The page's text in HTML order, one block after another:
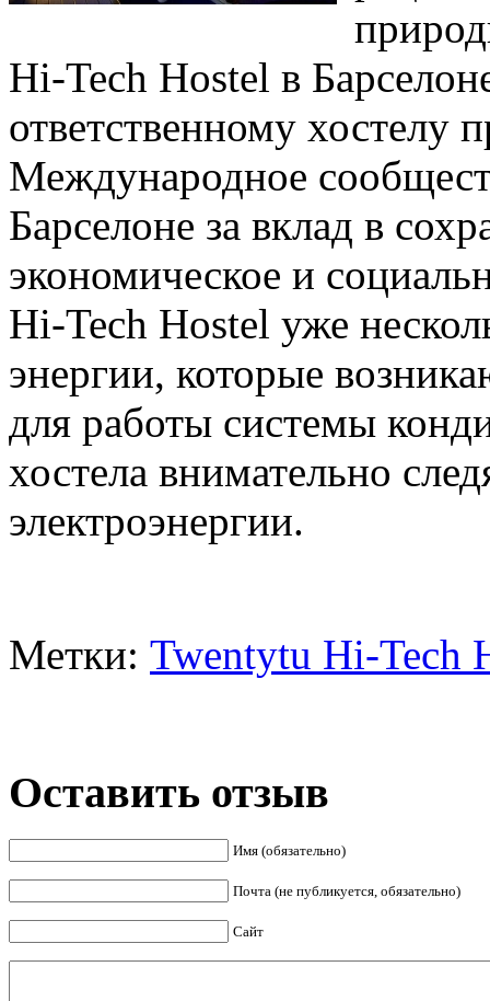
Hi-Tech Hostel в
ответственному хостелу
Международное
Барселоне за вклад в
экономическое и
Hi-Tech Hostel уже
энергии, которые
для работы системы
хостела внимательно
электроэнергии.
Метки: Twentytu Hi-Tech
Оставить отзыв
Имя (обязательно)
Почта (не публикуется, обязательно)
Сайт